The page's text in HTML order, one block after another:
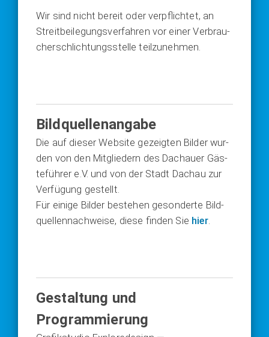
Wir sind nicht bereit oder ver­pflich­tet, an
Streit­bei­le­gungs­ver­fah­ren vor einer Ver­brau­
cher­schlich­tungs­stel­le teil­zu­neh­men.
Bildquellenangabe
Die auf die­ser Web­site gezeig­ten Bil­der wur­
den von den Mit­glie­dern des Dach­au­er Gäs­
te­füh­rer e.V. und von der Stadt Dach­au zur
Ver­fü­gung gestellt.
Für eini­ge Bil­der bestehen geson­der­te Bild­
quel­len­nach­wei­se, die­se fin­den Sie hier.
Gestaltung und
Programmierung